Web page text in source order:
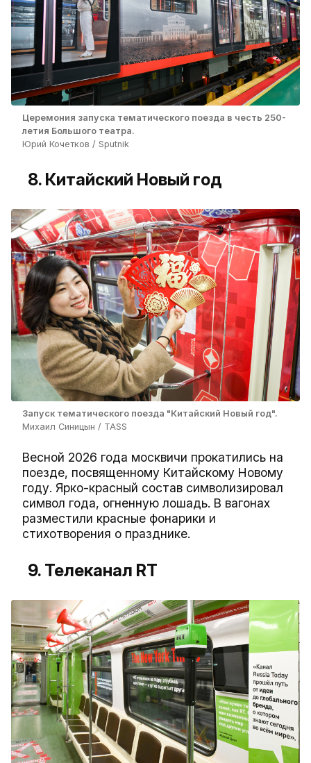
Церемония запуска тематического поезда в честь 250-
летия Большого театра.
Юрий Кочетков / Sputnik
8. Китайский Новый год
Запуск тематического поезда "Китайский Новый год".
Михаил Синицын / TASS
Весной 2026 года москвичи прокатились на
поезде, посвященному Китайскому Новому
году. Ярко-красный состав символизировал
символ года, огненную лошадь. В вагонах
разместили красные фонарики и
стихотворения о празднике.
9. Телеканал RT